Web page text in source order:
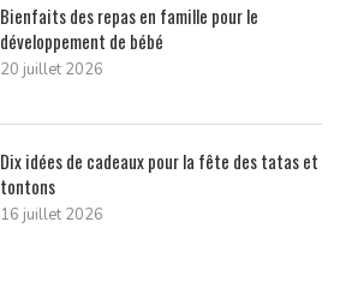
Bienfaits des repas en famille pour le
développement de bébé
20 juillet 2026
Dix idées de cadeaux pour la fête des tatas et
tontons
16 juillet 2026